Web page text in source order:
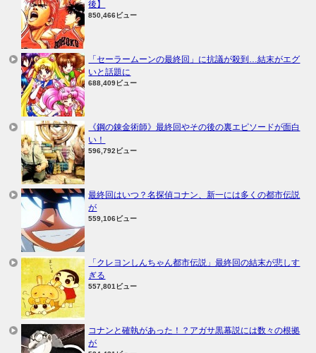
後】
850,466ビュー
「セーラームーンの最終回」に抗議が殺到…結末がエグ
いと話題に
688,409ビュー
《鋼の錬金術師》最終回やその後の裏エピソードが面白
い！
596,792ビュー
最終回はいつ？名探偵コナン、新一には多くの都市伝説
が
559,106ビュー
「クレヨンしんちゃん都市伝説」最終回の結末が悲しす
ぎる
557,801ビュー
コナンと確執があった！？アガサ黒幕説には数々の根拠
が